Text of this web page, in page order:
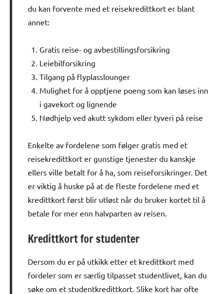
du kan forvente med et reisekredittkort er blant
annet:
Gratis reise- og avbestillingsforsikring
Leiebilforsikring
Tilgang på flyplasslounger
Mulighet for å opptjene poeng som kan løses inn
i gavekort og lignende
Nødhjelp ved akutt sykdom eller tyveri på reise
Enkelte av fordelene som følger gratis med et
reisekredittkort er gunstige tjenester du kanskje
ellers ville betalt for å ha, som reiseforsikringer. Det
er viktig å huske på at de fleste fordelene med et
kredittkort først blir utløst når du bruker kortet til å
betale for mer enn halvparten av reisen.
Kredittkort for studenter
Dersom du er på utkikk etter et kredittkort med
fordeler som er særlig tilpasset studentlivet, kan du
søke om et studentkredittkort. Slike kort har ofte